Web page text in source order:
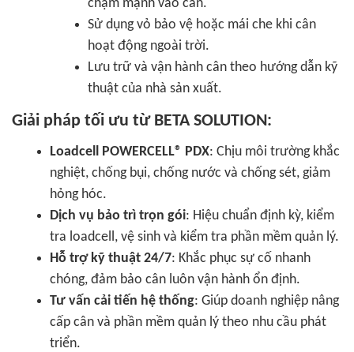
chạm mạnh vào cân.
Sử dụng vỏ bảo vệ hoặc mái che khi cân
hoạt động ngoài trời.
Lưu trữ và vận hành cân theo hướng dẫn kỹ
thuật của nhà sản xuất.
Giải pháp tối ưu từ BETA SOLUTION:
Loadcell POWERCELL® PDX: Chịu môi trường khắc
nghiệt, chống bụi, chống nước và chống sét, giảm
hỏng hóc.
Dịch vụ bảo trì trọn gói: Hiệu chuẩn định kỳ, kiểm
tra loadcell, vệ sinh và kiểm tra phần mềm quản lý.
Hỗ trợ kỹ thuật 24/7: Khắc phục sự cố nhanh
chóng, đảm bảo cân luôn vận hành ổn định.
Tư vấn cải tiến hệ thống: Giúp doanh nghiệp nâng
cấp cân và phần mềm quản lý theo nhu cầu phát
triển.